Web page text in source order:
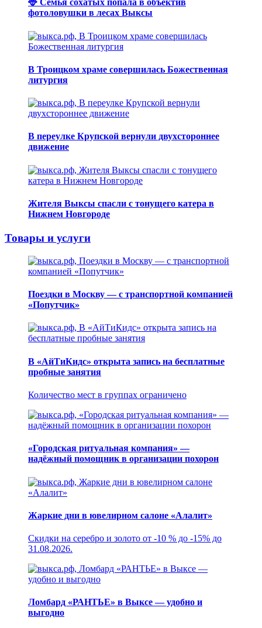
🦌 Семья сохатых попала в объектив
фотоловушки в лесах Выксы
В Троицком храме совершилась Божественная
литургия
В переулке Крупской вернули двухстороннее
движение
Жителя Выксы спасли с тонущего катера в
Нижнем Новгороде
Товары и услуги
Поездки в Москву — с транспортной компанией
«Попутчик»
В «АйТиКидс» открыта запись на бесплатные
пробные занятия
Количество мест в группах ограничено
«Городская ритуальная компания» —
надёжный помощник в организации похорон
Жаркие дни в ювелирном салоне «Алалит»
Скидки на серебро и золото от -10 % до -15% до
31.08.2026.
Ломбард «РАНТЬЕ» в Выксе — удобно и
выгодно